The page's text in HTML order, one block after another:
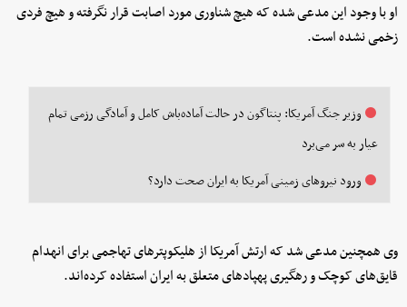
او با وجود این مدعی شده که هیچ شناوری مورد اصابت قرار نگرفته و هیچ فردی
زخمی نشده است.
وزیر جنگ آمریکا: پنتاگون در حالت آماده‌باش کامل و آمادگی رزمی تمام
عیار به سر می‌برد
ورود نیروهای زمینی آمریکا به ایران صحت دارد؟
وی همچنین مدعی شد که ارتش آمریکا از هلیکوپترهای تهاجمی برای انهدام
قایق‌های کوچک و رهگیری پهپادهای متعلق به ایران استفاده کرده‌اند.